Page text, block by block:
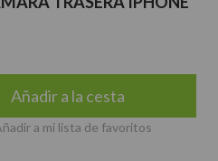
Añadir a la cesta
a mi lista de favoritos